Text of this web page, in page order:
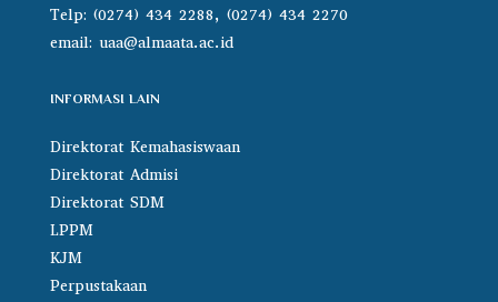
Telp: (0274) 434 2288, (0274) 434 2270
email: uaa@almaata.ac.id
INFORMASI LAIN
Direktorat Kemahasiswaan
Direktorat Admisi
Direktorat SDM
LPPM
KJM
Perpustakaan